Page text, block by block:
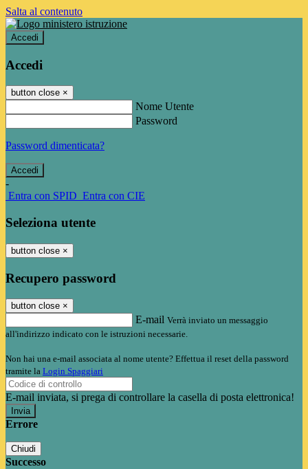
Salta al contenuto
Accedi
Accedi
button close ×
Nome Utente
Password
Password dimenticata?
-
Entra con SPID Entra con CIE
Seleziona utente
button close ×
Recupero password
button close ×
E-mail Verrà inviato un messaggio
all'indirizzo indicato con le istruzioni necessarie.
Non hai una e-mail associata al nome utente? Effettua il reset della password
tramite la Login Spaggiari
E-mail inviata, si prega di controllare la casella di posta elettronica!
Errore
Chiudi
Successo